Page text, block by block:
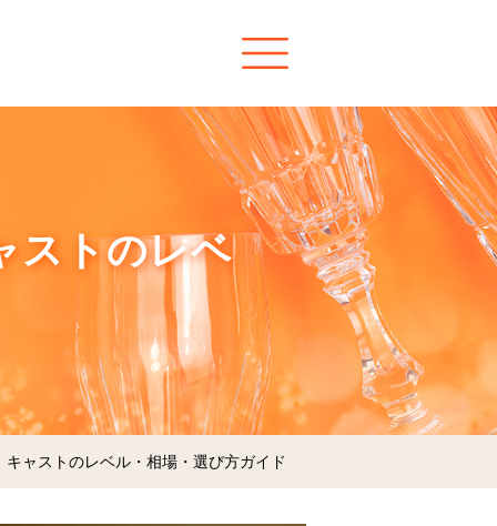
ストのレベ
ャストのレベル・相場・選び方ガイド